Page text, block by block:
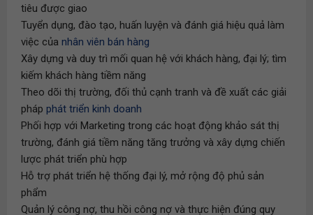
tiêu được giao
Tuyển dụng, đào tạo, huấn luyện và đánh giá hiệu quả làm
việc của nhân viên bán hàng
Xây dựng và duy trì mối quan hệ với khách hàng, đại lý; tìm
kiếm khách hàng tiềm năng
Theo dõi thị trường, đối thủ cạnh tranh và đề xuất các giải
pháp phát triển kinh doanh
Phối hợp với Marketing trong các hoạt động khảo sát thị
trường, đánh giá tiềm năng tăng trưởng và xây dựng chiến
lược phát triển phù hợp
Hỗ trợ phát triển hệ thống đại lý, mở rộng độ phủ sản
phẩm
Quản lý công nợ, thu hồi công nợ và thực hiện đúng quy